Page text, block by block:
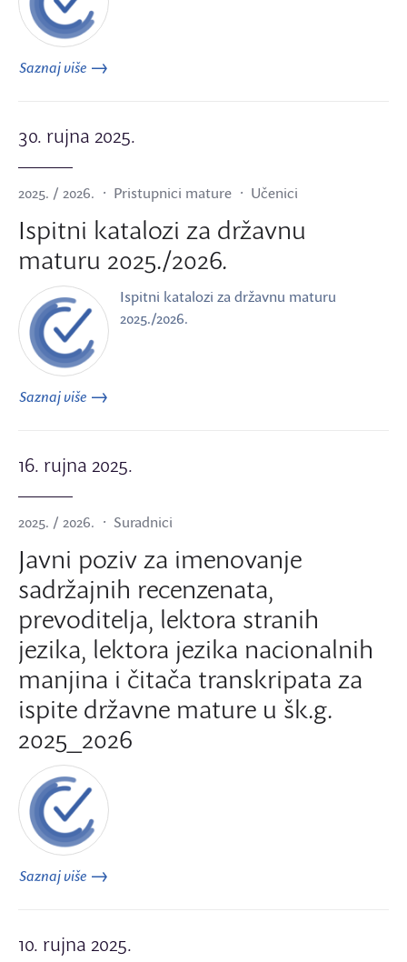
Saznaj više
30. rujna 2025.
2025. / 2026. Pristupnici mature Učenici
Ispitni katalozi za državnu
maturu 2025./2026.
Ispitni katalozi za državnu maturu
2025./2026.
Saznaj više
16. rujna 2025.
2025. / 2026. Suradnici
Javni poziv za imenovanje
sadržajnih recenzenata,
prevoditelja, lektora stranih
jezika, lektora jezika nacionalnih
manjina i čitača transkripata za
ispite državne mature u šk.g.
2025_2026
Saznaj više
10. rujna 2025.